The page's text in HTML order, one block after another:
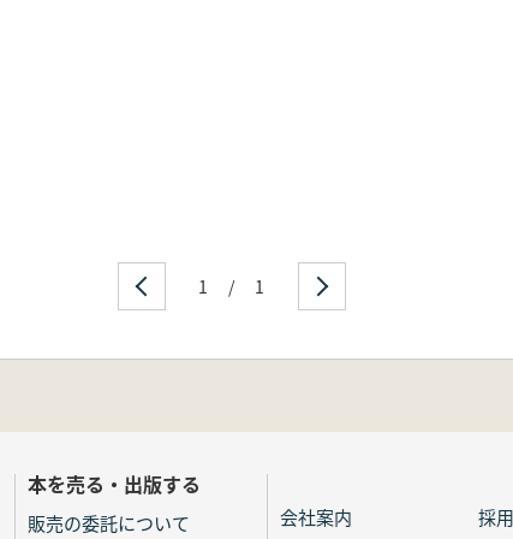
1 / 1
本を売る・出版する
販売の委託について 会社案内 採